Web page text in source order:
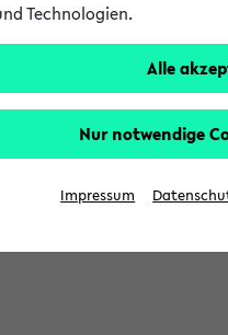
Technologien.
Alle
Nur notwendige
Impressum